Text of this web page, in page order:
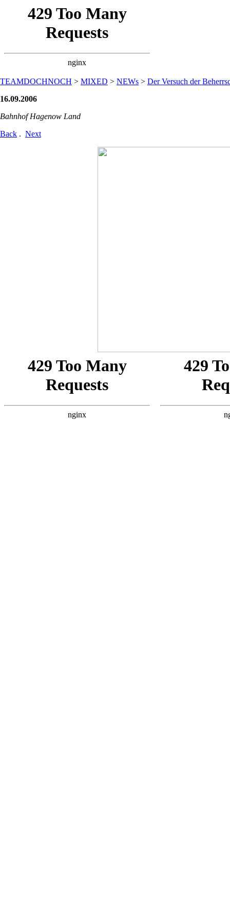
TEAMDOCHNOCH > MIXED > NEWs > Der Versuch der
16.09.2006
Bahnhof Hagenow Land
Back . Next